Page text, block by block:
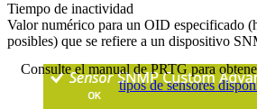
Tiempo de inactividad
Valor numérico para un OID especificado
posibles) que se refiere a un dispositivo
Consulte el manual de PRTG para
tipos de sensores